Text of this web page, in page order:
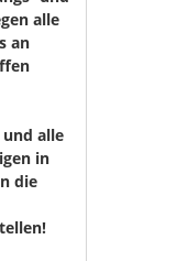
alle
an
alle
in
die